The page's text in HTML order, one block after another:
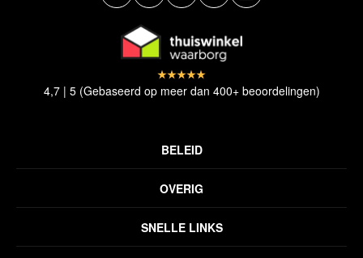
SNELLE LINKS
OVERIG
Inspiratie
BELEID
Disclaimer
Verzendbeleid
4,7 | 5 (Gebaseerd op meer dan 400+ beoordelingen)